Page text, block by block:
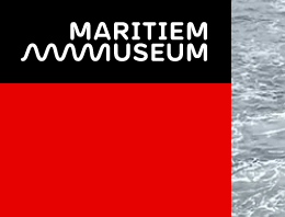
Ga naar de hoofdinhoud